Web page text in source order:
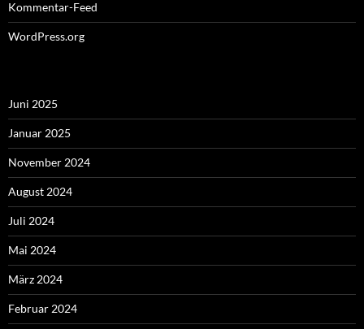
Kommentar-Feed
WordPress.org
Juni 2025
Januar 2025
November 2024
August 2024
Juli 2024
Mai 2024
März 2024
Februar 2024